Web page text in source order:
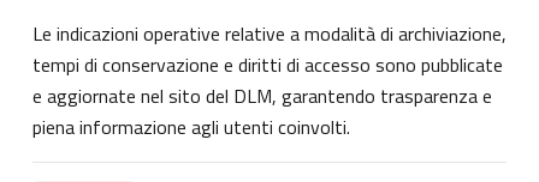
Le indicazioni operative relative a modalità di archiviazione,
tempi di conservazione e diritti di accesso sono pubblicate
e aggiornate nel sito del DLM, garantendo trasparenza e
piena informazione agli utenti coinvolti.